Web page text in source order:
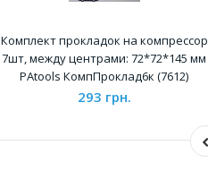
Комплект прокладок на компрессор
7шт, между центрами: 72*72*145 мм
PAtools КомпПроклад6к (7612)
293 грн.